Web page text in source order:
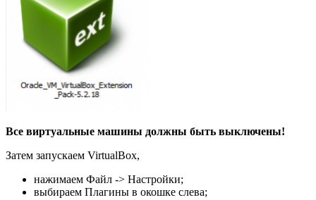
Все виртуальные машины должны быть выключены!
Затем запускаем VirtualBox,
нажимаем Файл -> Настройки;
выбираем Плагины в окошке слева;